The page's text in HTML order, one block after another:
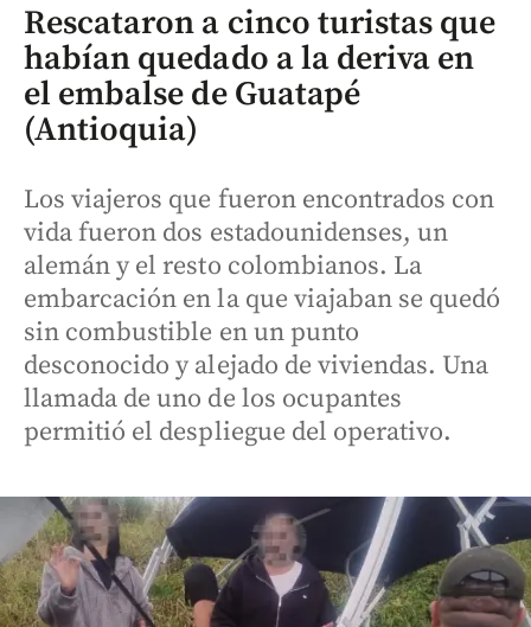
Rescataron a cinco turistas que
habían quedado a la deriva en
el embalse de Guatapé
(Antioquia)
Los viajeros que fueron encontrados con
vida fueron dos estadounidenses, un
alemán y el resto colombianos. La
embarcación en la que viajaban se quedó
sin combustible en un punto
desconocido y alejado de viviendas. Una
llamada de uno de los ocupantes
permitió el despliegue del operativo.